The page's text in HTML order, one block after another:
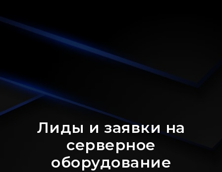
Лиды и заявки на
серверное
оборудование